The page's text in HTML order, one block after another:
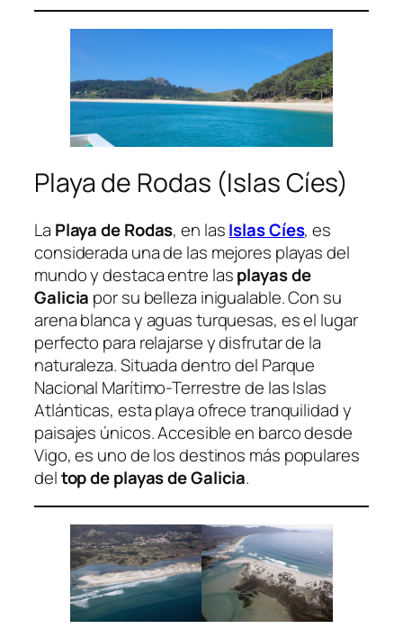
Playa de Rodas (Islas Cíes)
La Playa de Rodas, en lasIslas Cíes, es
considerada una de las mejores playas del
mundo y destaca entre lasplayas de
Galicia por su belleza inigualable. Con su
arena blanca y aguas turquesas, es el lugar
perfecto para relajarse y disfrutar de la
naturaleza. Situada dentro del Parque
Nacional Marítimo-Terrestre de las Islas
Atlánticas, esta playa ofrece tranquilidad y
paisajes únicos. Accesible en barco desde
Vigo, es uno de los destinos más populares
deltop de playas de Galicia.